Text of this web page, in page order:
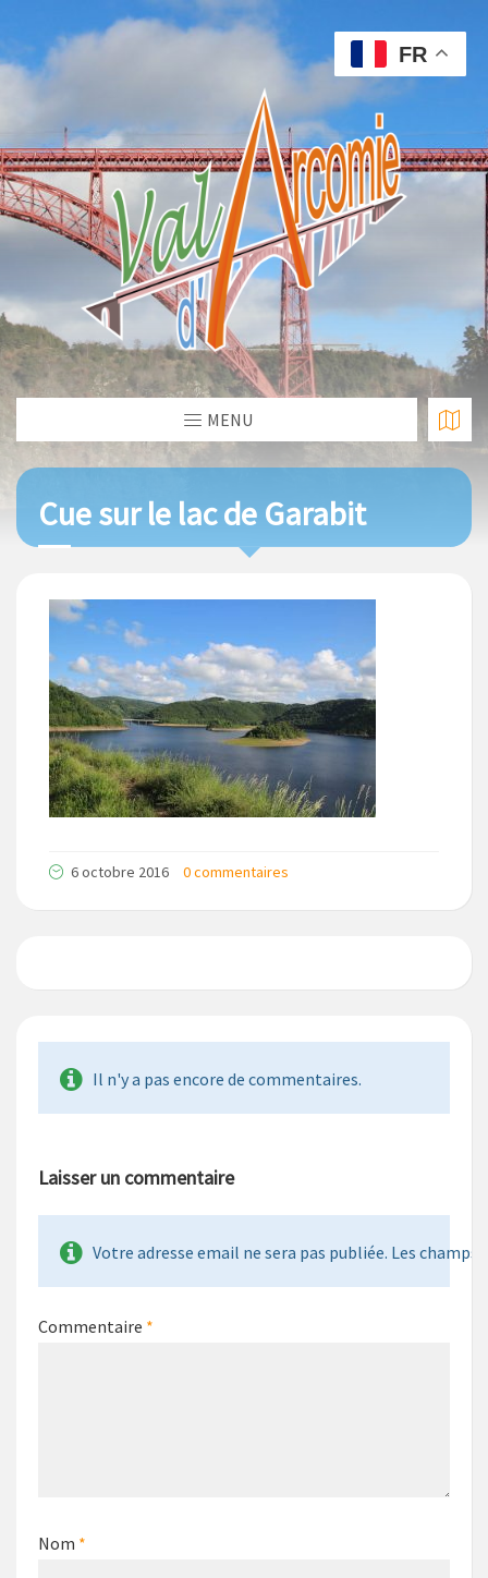
MENU
Cue sur le lac de Garabit
6 octobre 2016 0 commentaires
Il n'y a pas encore de commentaires.
Laisser un commentaire
Votre adresse email ne sera pas publiée. Les champs
Commentaire *
Nom *
FR